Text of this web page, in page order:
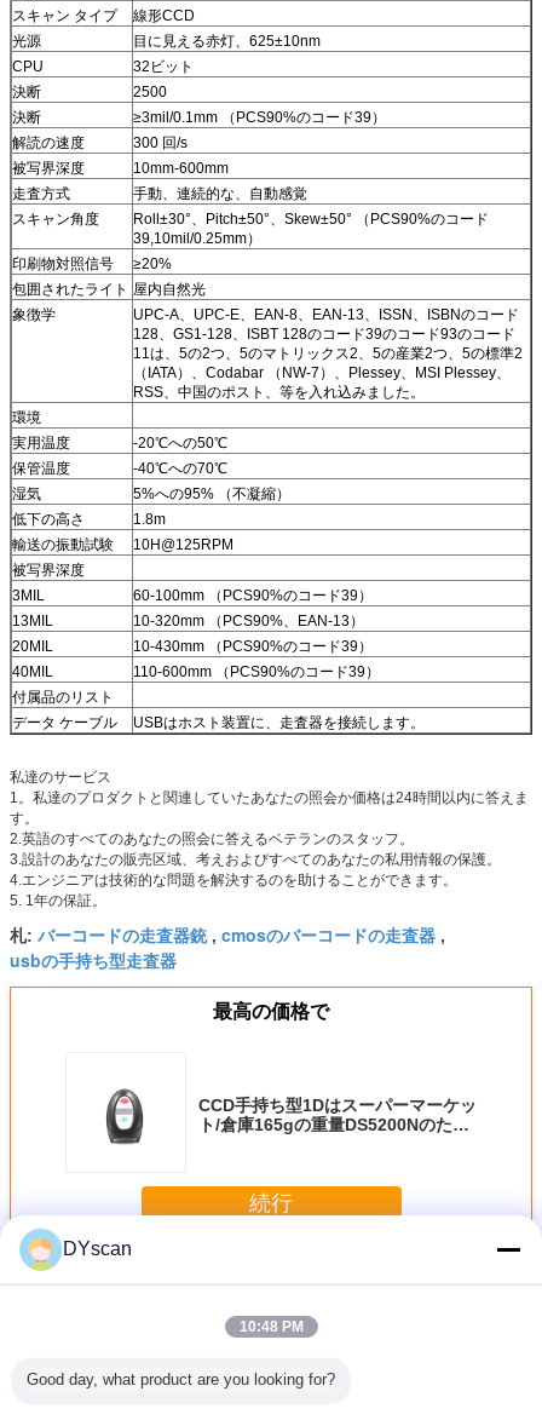
スキャン タイプ
線形CCD
光源
目に見える赤灯、625±10nm
CPU
32ビット
決断
2500
決断
≥3mil/0.1mm （PCS90%のコード39）
解読の速度
300 回/s
被写界深度
10mm-600mm
走査方式
手動、連続的な、自動感覚
スキャン角度
Roll±30°、Pitch±50°、Skew±50° （PCS90%のコード
39,10mil/0.25mm）
印刷物対照信号
≥20%
包囲されたライト 屋内自然光
象徴学
UPC-A、UPC-E、EAN-8、EAN-13、ISSN、ISBNのコード
128、GS1-128、ISBT 128のコード39のコード93のコード
11は、5の2つ、5のマトリックス2、5の産業2つ、5の標準2
（IATA）、Codabar （NW-7）、Plessey、MSI Plessey、
RSS、中国のポスト、等を入れ込みました。
環境
実用温度
-20℃への50℃
保管温度
-40℃への70℃
湿気
5%への95% （不凝縮）
低下の高さ
1.8m
輸送の振動試験
10H@125RPM
被写界深度
3MIL
60-100mm （PCS90%のコード39）
13MIL
10-320mm （PCS90%、EAN-13）
20MIL
10-430mm （PCS90%のコード39）
40MIL
110-600mm （PCS90%のコード39）
付属品のリスト
データ ケーブル
USBはホスト装置に、走査器を接続します。
私達のサービス
1。私達のプロダクトと関連していたあなたの照会か価格は24時間以内に答えま
す。
2.英語のすべてのあなたの照会に答えるベテランのスタッフ。
3.設計のあなたの販売区域、考えおよびすべてのあなたの私用情報の保護。
4.エンジニアは技術的な問題を解決するのを助けることができます。
5. 1年の保証。
札: バーコードの走査器銃, cmosのバーコードの走査器 ,
usbの手持ち型走査器
最高の価格で
CCD手持ち型1Dはスーパーマーケッ
ト/倉庫165gの重量DS5200Nのため
続行
多くハンドヘルドバーコードスキャナ
DYscan
10:48 PM
Good day, what product are you looking for?